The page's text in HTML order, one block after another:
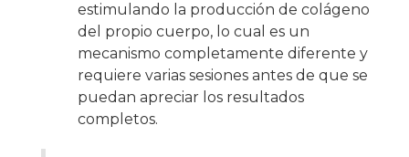
estimulando la producción de colágeno
del propio cuerpo, lo cual es un
mecanismo completamente diferente y
requiere varias sesiones antes de que se
puedan apreciar los resultados
completos.